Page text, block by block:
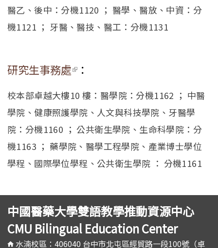
醫乙、後中：分機1120 ； 醫學、醫放、中資：分
機1121 ； 牙醫、醫技、醫工：分機1131
研究生事務處(link is external)
：
校本部卓越大樓10 樓：醫學院：分機1162 ； 中醫
學院、健康照護學院、人文與科技學院、牙醫學
院：分機1160 ； 公共衛生學院、生命科學院：分
機1163 ； 藥學院、醫學工程學院、產業博士學位
學程、國際學位學程、公共衛生學院 ： 分機1161
中國醫藥大學雙語教學推動資源中心
CMU Bilingual Education Center
水湳校區：406040 台中市北屯區經貿路一段100號（卓